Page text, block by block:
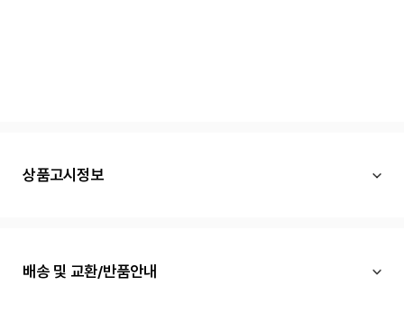
상품고시정보
배송 및 교환/반품안내